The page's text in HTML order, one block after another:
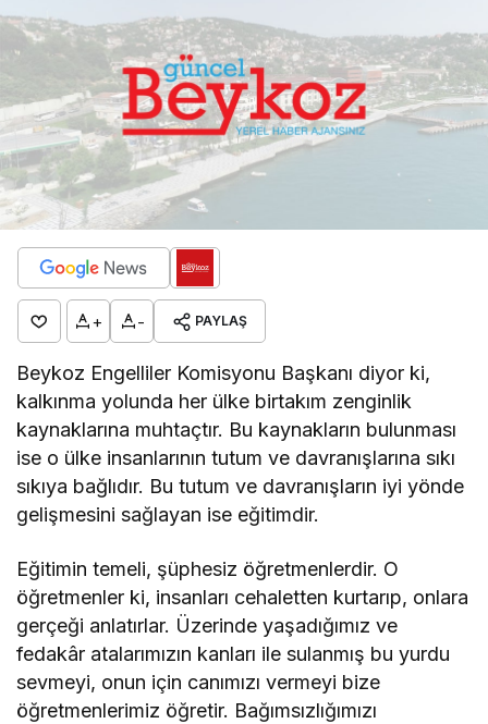
+ - PAYLAŞ
Beykoz Engelliler Komisyonu Başkanı diyor ki,
kalkınma yolunda her ülke birtakım zenginlik
kaynaklarına muhtaçtır. Bu kaynakların bulunması
ise o ülke insanlarının tutum ve davranışlarına sıkı
sıkıya bağlıdır. Bu tutum ve davranışların iyi yönde
gelişmesini sağlayan ise eğitimdir.
Eğitimin temeli, şüphesiz öğretmenlerdir. O
öğretmenler ki, insanları cehaletten kurtarıp, onlara
gerçeği anlatırlar. Üzerinde yaşadığımız ve
fedakâr atalarımızın kanları ile sulanmış bu yurdu
sevmeyi, onun için canımızı vermeyi bize
öğretmenlerimiz öğretir. Bağımsızlığımızı